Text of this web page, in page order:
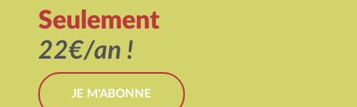
Seulement
22€/an !
JE M'ABONNE